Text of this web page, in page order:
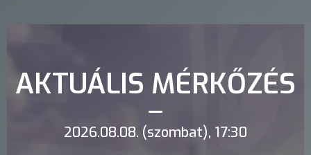
AKTUÁLIS MÉRKŐZÉS
2026.08.08. (szombat), 17:30